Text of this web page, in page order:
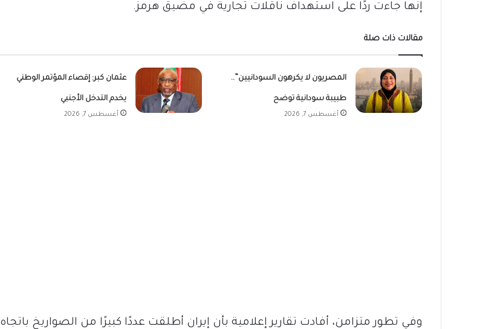
إنها جاءت ردًا على استهداف ناقلات تجارية في مضيق هرمز.
مقالات ذات صلة
المصريون لا يكرهون السودانيين”..
طبيبة سودانية توضح
أغسطس 7, 2026
عثمان كبر: إقصاء المؤتمر الوطني
يخدم التدخل الأجنبي
أغسطس 7, 2026
وفي تطور متزامن، أفادت تقارير إعلامية بأن إيران أطلقت عددًا كبيرًا من الصواريخ باتجاه